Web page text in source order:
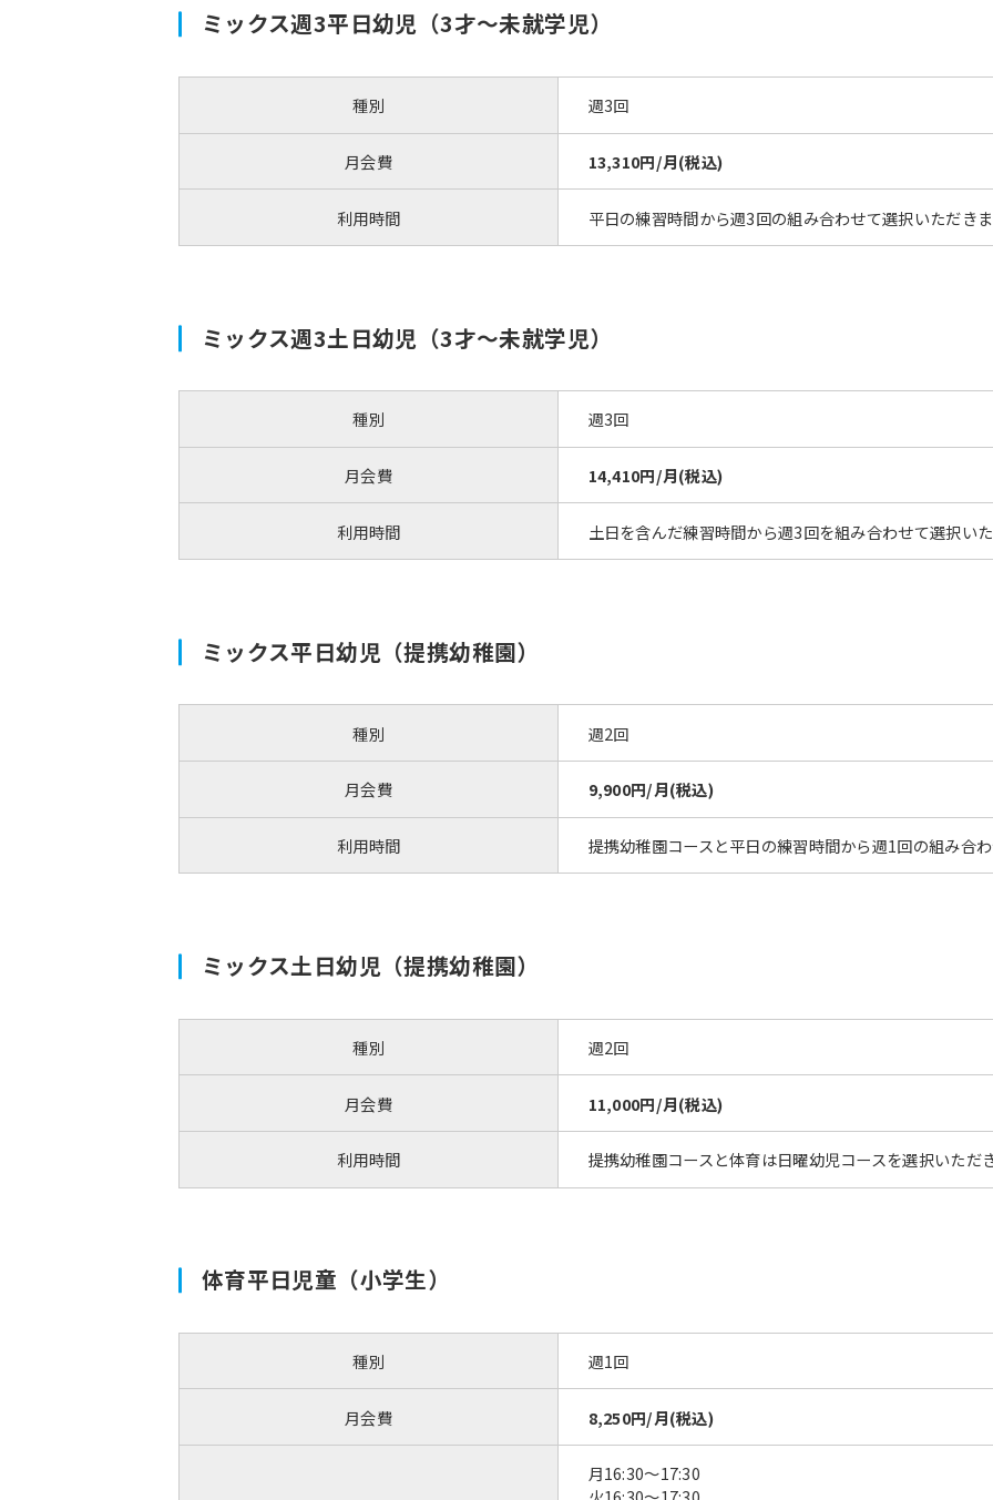
ミックス週3平日幼児（3才～未就学児）
種別 週3回
月会費 13,310円/月(税込)
利用時間 平日の練習時間から週3回の組み合わせて選択いただき
ミックス週3土日幼児（3才～未就学児）
種別 週3回
月会費 14,410円/月(税込)
利用時間 土日を含んだ練習時間から週3回を組み合わせて選択い
ミックス平日幼児（提携幼稚園）
種別 週2回
月会費 9,900円/月(税込)
利用時間 提携幼稚園コースと平日の練習時間から週1回の組み合
ミックス土日幼児（提携幼稚園）
種別 週2回
月会費 11,000円/月(税込)
利用時間 提携幼稚園コースと体育は日曜幼児コースを選択いただ
体育平日児童（小学生）
種別 週1回
月会費 8,250円/月(税込)
月16:30〜17:30
translated mechanically, so it may
not be an accurate translation.
The translation may differ from the
original content. We ask that you
fully understand this before using